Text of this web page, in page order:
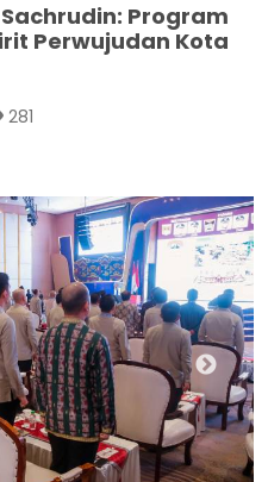
Sachrudin: Program
Perwujudan Kota
281